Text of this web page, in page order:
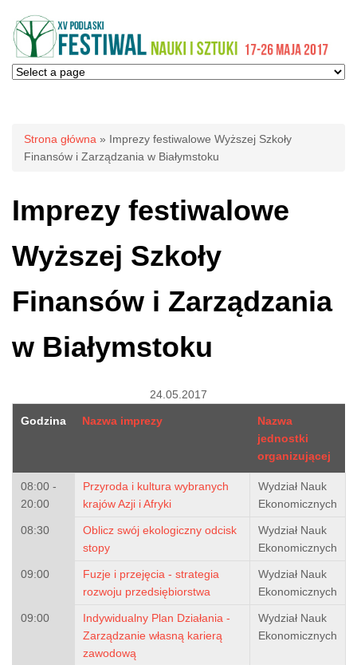
Jesteś tutaj
Strona główna » Imprezy festiwalowe Wyższej Szkoły
Finansów i Zarządzania w Białymstoku
Imprezy festiwalowe
Wyższej Szkoły
Finansów i Zarządzania
w Białymstoku
24.05.2017
Godzina Nazwa imprezy
Nazwa
jednostki
organizującej
08:00 -
20:00
Przyroda i kultura wybranych
krajów Azji i Afryki
Wydział Nauk
Ekonomicznych
08:30
Oblicz swój ekologiczny odcisk
stopy
Wydział Nauk
Ekonomicznych
09:00
Fuzje i przejęcia - strategia
rozwoju przedsiębiorstwa
Wydział Nauk
Ekonomicznych
09:00
Indywidualny Plan Działania -
Zarządzanie własną karierą
zawodową
Wydział Nauk
Ekonomicznych